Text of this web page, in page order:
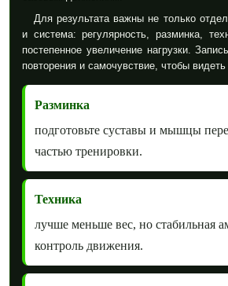
Для результата важны не только
и система: регулярность, разминка,
постепенное увеличение нагрузки.
повторения и самочувствие, чтобы
Разминка
подготовьте суставы и мышцы
частью тренировки.
Техника
лучше меньше вес, но стабильная
контроль движения.